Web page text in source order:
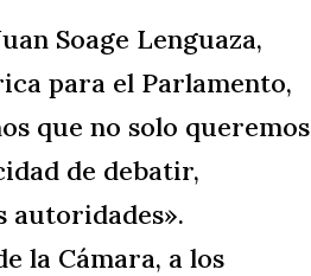
Soage Lenguaza,
para el Parlamento,
que no solo queremos
de debatir,
autoridades».
la Cámara, a los